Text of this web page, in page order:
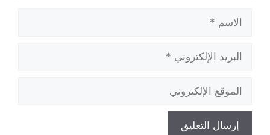
الإلكتروني
الإلكتروني